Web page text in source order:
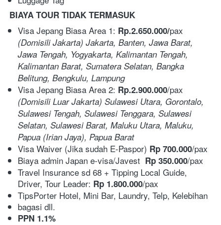
BIAYA TOUR TIDAK TERMASUK
Visa Jepang Biasa Area 1: Rp.2.650.000/
(Domisili Jakarta) Jakarta, Banten, Jawa Barat,
Jawa Tengah, Yogyakarta, Kalimantan Tengah,
Kalimantan Barat, Sumatera Selatan, Bangka
Belitung, Bengkulu, Lampung
Visa Jepang Biasa Area 2: Rp.2.900.000
(Domisili Luar Jakarta) Sulawesi Utara, Gorontalo,
Sulawesi Tengah, Sulawesi Tenggara, Sulawesi
Selatan, Sulawesi Barat, Maluku Utara, Maluku,
Papua (Irian Jaya), Papua Barat
Visa Waiver (Jika sudah E-Paspor) Rp 700.000/pax
Biaya admin Japan e-visa/Javest Rp 350.000/pax
Travel Insurance sd 68 + Tipping Local Guide,
Driver, Tour Leader: Rp 1.800.000/pax
TipsPorter Hotel, Mini Bar, Laundry, Telp, Kelebihan
bagasi dll.
PPN 1.1%